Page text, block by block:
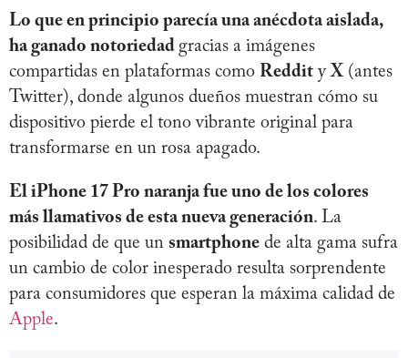
Lo que en principio parecía una anécdota aislada,
ha ganado notoriedad gracias a imágenes
compartidas en plataformas como Reddit yX (antes
Twitter), donde algunos dueños muestran cómo su
dispositivo pierde el tono vibrante original para
transformarse en un rosa apagado.
El iPhone 17 Pro naranja fue uno de los colores
más llamativos de esta nueva generación. La
posibilidad de que un smartphone de alta gama sufra
un cambio de color inesperado resulta sorprendente
para consumidores que esperan la máxima calidad de
Apple.